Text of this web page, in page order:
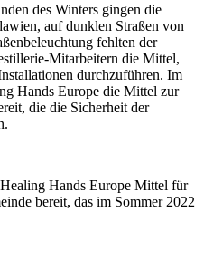
des Winters gingen die
auf dunklen Straßen von
fehlten der
Mitarbeitern die Mittel,
durchzuführen. Im
Hands Europe die Mittel zur
die die Sicherheit der
Hands Europe Mittel für
bereit, das im Sommer 2022